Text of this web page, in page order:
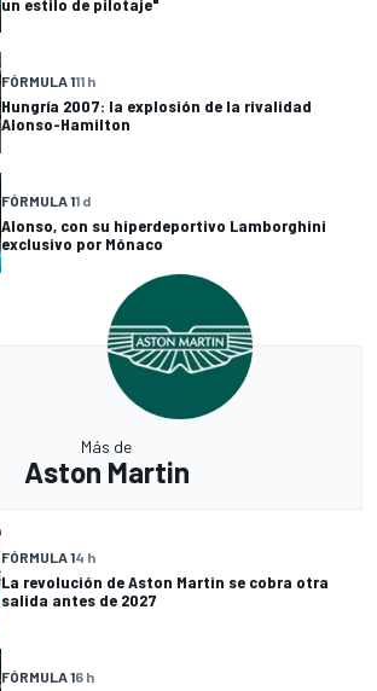
un estilo de pilotaje"
FÓRMULA 111 h
Hungría 2007: la explosión de la rivalidad
Alonso-Hamilton
FÓRMULA 11 d
Alonso, con su hiperdeportivo Lamborghini
exclusivo por Mónaco
Más de
Aston Martin
FÓRMULA 14 h
La revolución de Aston Martin se cobra otra
salida antes de 2027
FÓRMULA 16 h